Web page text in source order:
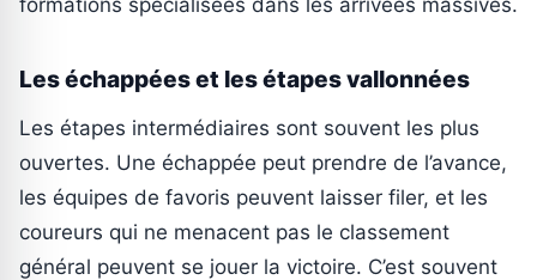
Les échappées et les étapes vallonnées
Les étapes intermédiaires sont souvent les plus
ouvertes. Une échappée peut prendre de l’avance,
les équipes de favoris peuvent laisser filer, et les
coureurs qui ne menacent pas le classement
général peuvent se jouer la victoire. C’est souvent